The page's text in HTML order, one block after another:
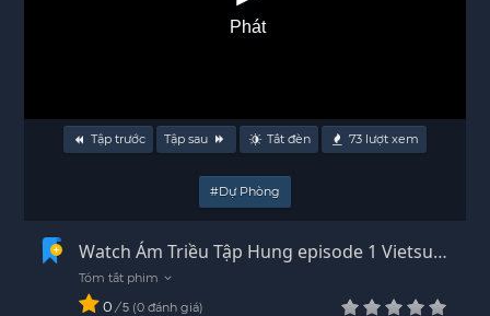
Phát
Tập trước Tập sau Tắt đèn 73 lượt xem
#Dự Phòng
Watch Ám Triều Tập Hung episode 1 Vietsub
- HD
0 / 5 0 đánh giá